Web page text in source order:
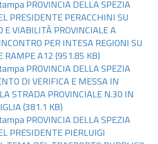
PROVINCIA DELLA SPEZIA
PRESIDENTE PERACCHINI SU
E VIABILITÀ PROVINCIALE A
PER INTESA REGIONI SU
RAMPE A12 (951.85 KB)
PROVINCIA DELLA SPEZIA
DI VERIFICA E MESSA IN
STRADA PROVINCIALE N.30 IN
(381.1 KB)
PROVINCIA DELLA SPEZIA
PRESIDENTE PIERLUIGI